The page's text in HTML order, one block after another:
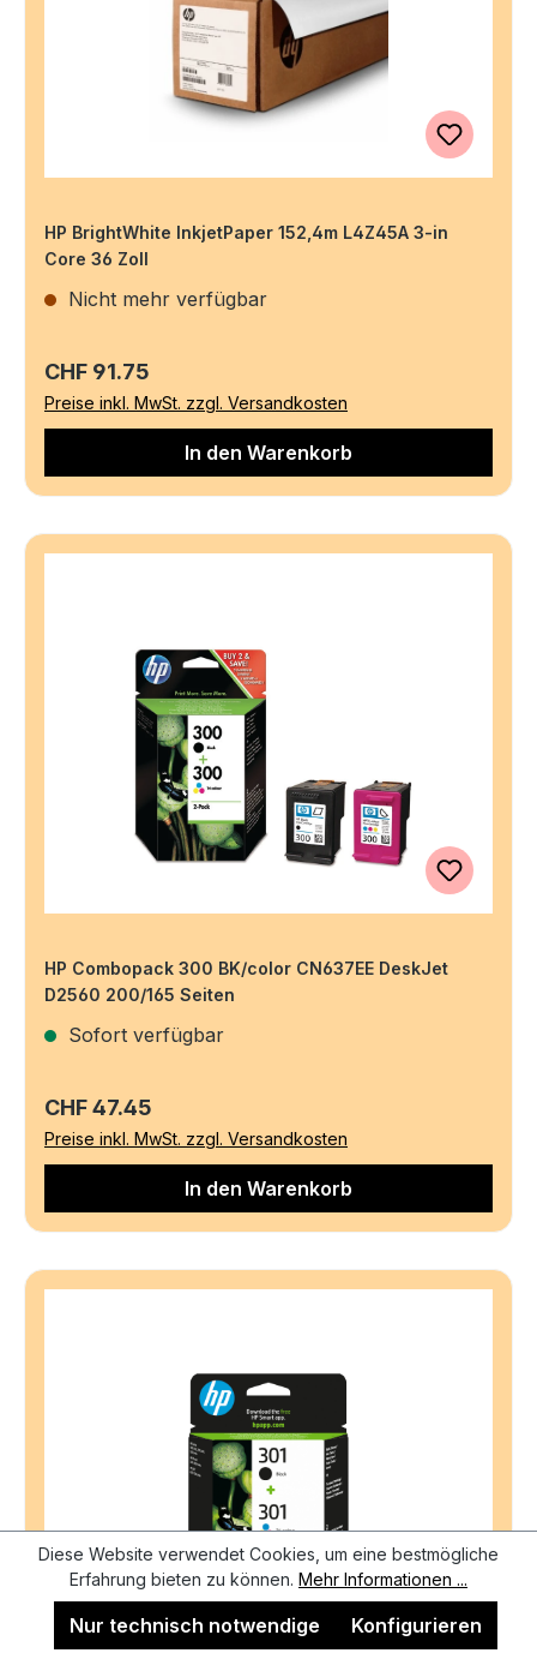
HP BrightWhite InkjetPaper 152,4m L4Z45A 3-in
Core 36 Zoll
Nicht mehr verfügbar
Regulärer Preis:
CHF 91.75
Preise inkl. MwSt. zzgl. Versandkosten
In den Warenkorb
HP Combopack 300 BK/color CN637EE DeskJet
D2560 200/165 Seiten
Sofort verfügbar
Regulärer Preis:
CHF 47.45
Preise inkl. MwSt. zzgl. Versandkosten
In den Warenkorb
Diese Website verwendet Cookies, um eine bestmögliche
Erfahrung bieten zu können. Mehr Informationen ...
Nur technisch notwendige Konfigurieren